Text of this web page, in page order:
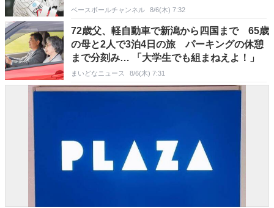
ベースボールチャンネル 8/6(木) 7:32
72歳父、軽自動車で新潟から四国まで 65歳
の母と2人で3泊4日の旅 パーキングの休憩
まで分刻み… 「大学生でも組まねえよ！」
まいどなニュース 8/6(木) 7:31